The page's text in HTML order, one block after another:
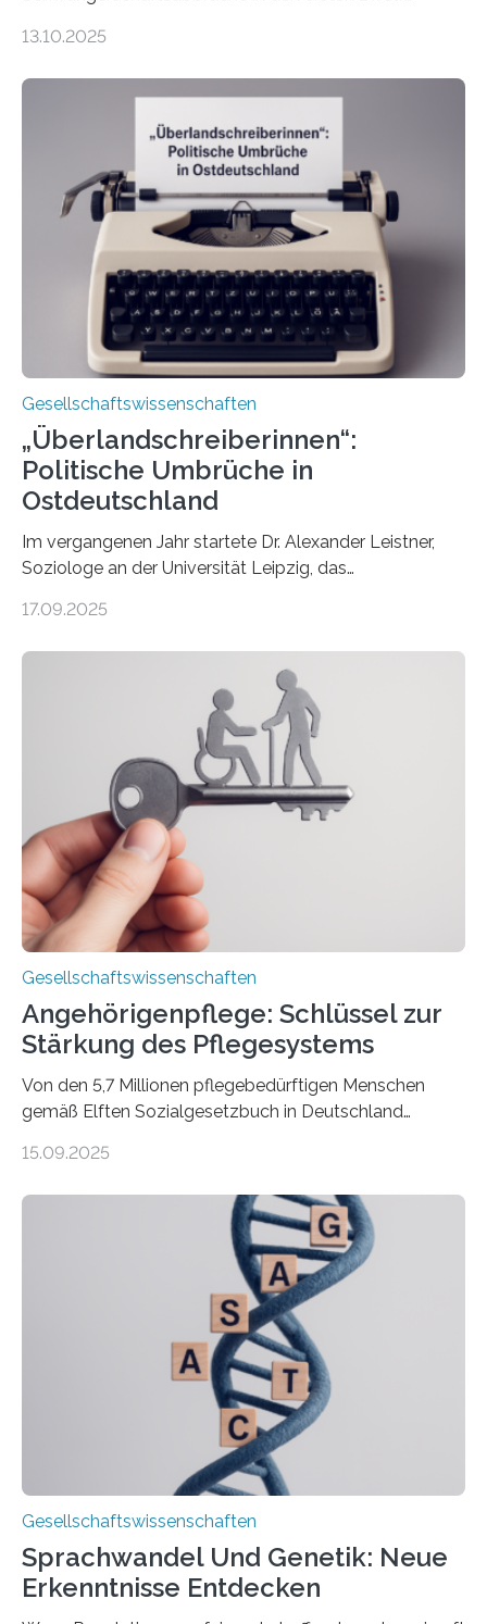
doch bleibt das Thema hoch emotional und politisch
einer gesellschaftlichen Spaltung des Landes, und
2025 sorgt der Fall Brosius-Gersdorf für
Schlagzeilen.Das Sozialwissenschaftliche Institut der
EKD hat untersucht, wie Menschen in Deutschland
wirklich über Schwangerschaftsabbrüche denken und
wie sich ihre Haltung je nach Konfession, Region und
Bildung unterscheidet. Darüber sprechen Veronika
Eufinger und Dr. Kristin Torka…
13.10.2025
Gesellschaftswissenschaften
„Überlandschreiberinnen“:
Politische Umbrüche in
Ostdeutschland
Im vergangenen Jahr startete Dr. Alexander Leistner,
Soziologe an der Universität Leipzig, das
across the Country“. Nun ist das „Projektbuch“
Schriftstellerinnen Manja Präkels, Tina Pruschmann und
Barbara Thériault. Es trägt den Titel
„Extremwetterlagen – Reportagen aus einem neuen
Deutschland“ und enthält eine Vielzahl von
zivilgesellschaftlichen Stimmen und Beobachtungen in
ländlichen Regionen. Im Interview spricht Projektleiter
Leistner über die Idee, das Vorgehen und wichtige
Erkenntnisse. Das Buch deute an, „wie…
17.09.2025
Gesellschaftswissenschaften
Angehörigenpflege: Schlüssel zur
Stärkung des Pflegesystems
Von den 5,7 Millionen pflegebedürftigen Menschen
gemäß Elften Sozialgesetzbuch in Deutschland
2050 wird eine Zunahme der Pflegebedürftigen auf 9
Wissenschaftler*innen des Deutschen Zentrums für
Altersfragen, des DIW Berlin und der TU Dortmund
aktuelle Pflegearrangements. Besonderes Augenmerk
wurde auf die Unterschiede zwischen Angehörigen-
und Zugehörigenpflege in und außerhalb des eigenen
Haushalts gelegt. Pflege im eigenen Haushalt richtet
sich oft an den/die Partner*in und dies häufig im
15.09.2025
Gesellschaftswissenschaften
Sprachwandel Und Genetik: Neue
Erkenntnisse Entdecken